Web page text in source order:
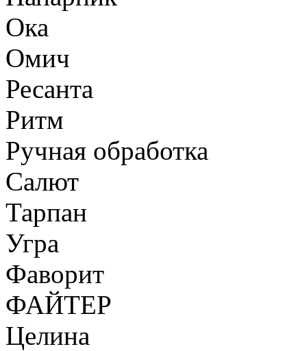
Ока
Омич
Ресанта
Ритм
Ручная обработка
Салют
Тарпан
Угра
Фаворит
ФАЙТЕР
Целина